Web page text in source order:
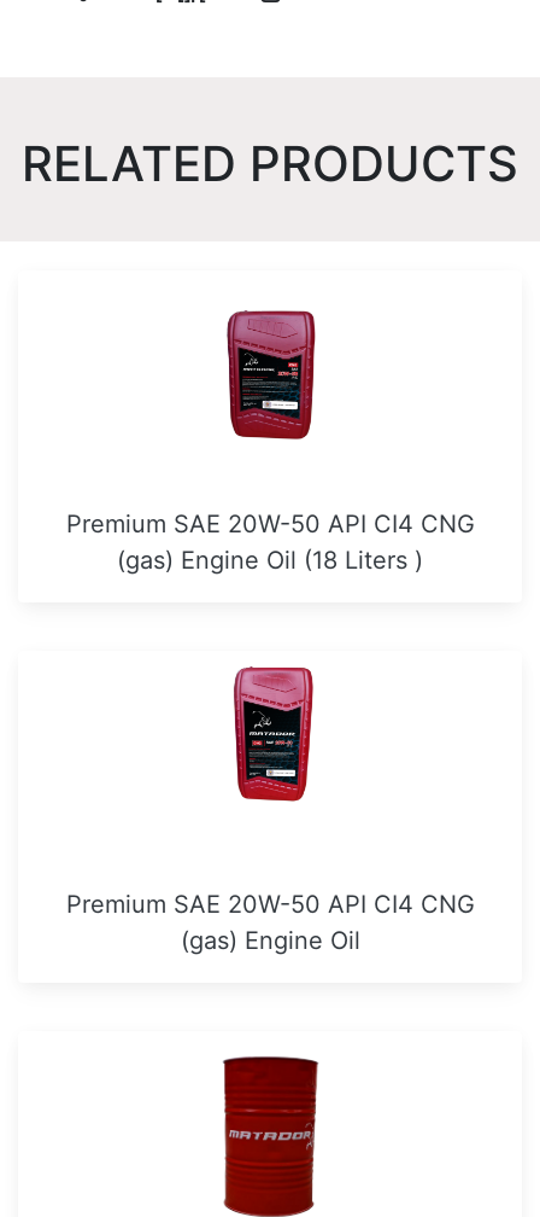
RELATED PRODUCTS
Premium SAE 20W-50 API CI4 CNG
(gas) Engine Oil (18 Liters )
Premium SAE 20W-50 API CI4 CNG
(gas) Engine Oil